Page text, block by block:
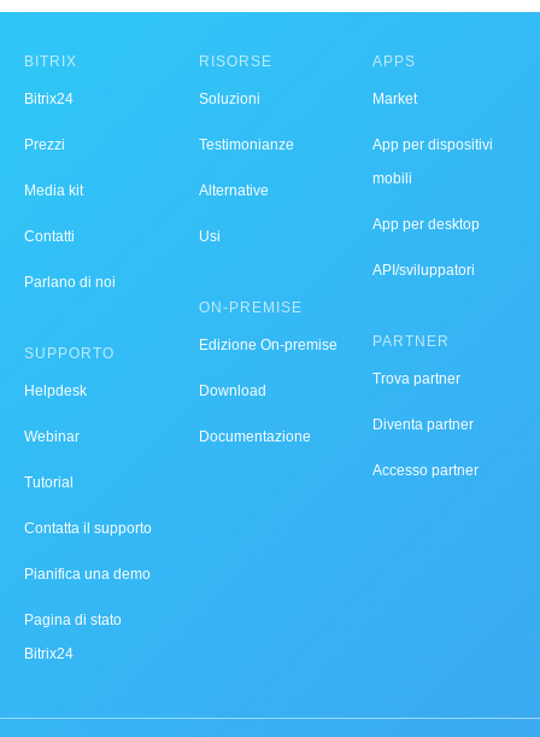
BITRIX
Bitrix24
Prezzi
Media kit
Contatti
Parlano di noi
SUPPORTO
Helpdesk
Webinar
Tutorial
Contatta il supporto
Pianifica una demo
Pagina di stato
Bitrix24
RISORSE
Soluzioni
Testimonianze
Alternative
Usi
ON-PREMISE
Edizione On-premise
Download
Documentazione
APPS
Market
App per dispositivi
mobili
App per desktop
API/sviluppatori
PARTNER
Trova partner
Diventa partner
Accesso partner